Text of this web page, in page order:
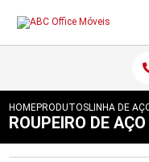
HOMEPRODUTOSLINHA DE
ROUPEIRO DE